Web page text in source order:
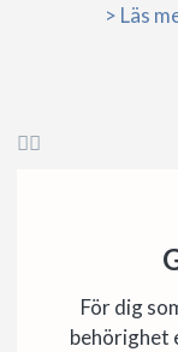
> Läs

För dig
behörighet